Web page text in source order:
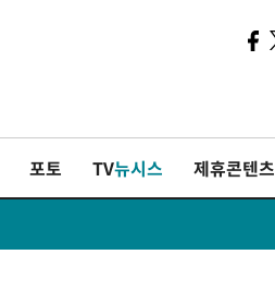
포토 TV뉴시스 제휴콘텐츠